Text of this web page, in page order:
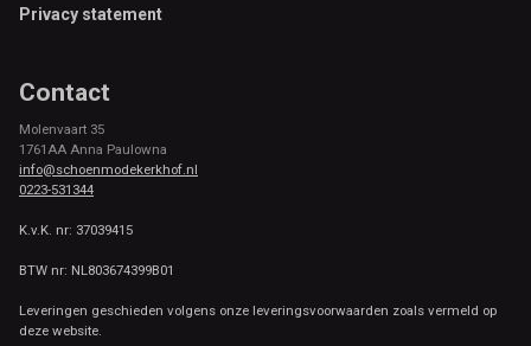
Privacy statement
Contact
Molenvaart 35
1761AA Anna Paulowna
info@schoenmodekerkhof.nl
0223-531344
K.v.K. nr: 37039415
BTW nr: NL803674399B01
Leveringen geschieden volgens onze leveringsvoorwaarden zoals vermeld op
deze website.